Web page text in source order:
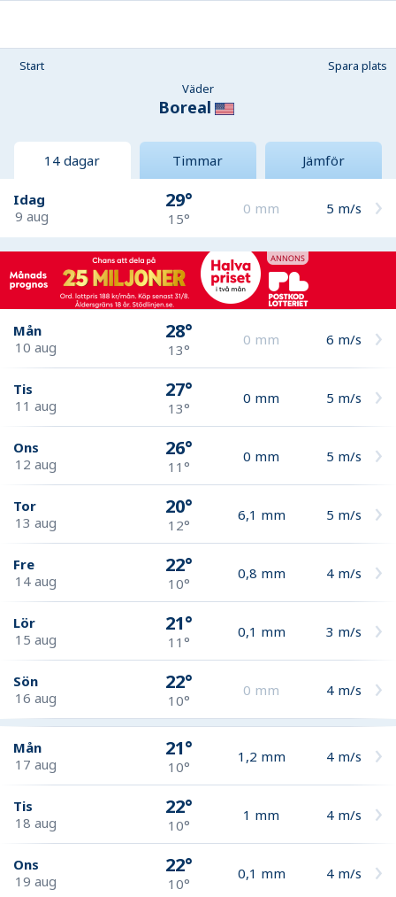
Start
Spara plats
Väder
Boreal
14 dagar Timmar Jämför
Idag
9 aug
29°
15°
0 mm 5 m/s
Mån
10 aug
28°
13°
0 mm 6 m/s
Tis
11 aug
27°
13°
0 mm 5 m/s
Ons
12 aug
26°
11°
0 mm 5 m/s
Tor
13 aug
20°
12°
6,1 mm 5 m/s
Fre
14 aug
22°
10°
0,8 mm 4 m/s
Lör
15 aug
21°
11°
0,1 mm 3 m/s
Sön
16 aug
22°
10°
0 mm 4 m/s
Mån
17 aug
21°
10°
1,2 mm 4 m/s
Tis
18 aug
22°
10°
1 mm 4 m/s
Ons
19 aug
22°
10°
0,1 mm 4 m/s